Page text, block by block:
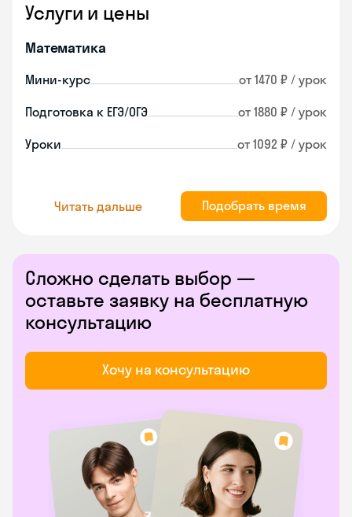
Услуги и цены
Математика
Мини-курс от 1470 ₽ / урок
Подготовка к ЕГЭ/ОГЭ от 1880 ₽ / урок
Уроки от 1092 ₽ / урок
Читать дальше Подобрать время
Сложно сделать выбор —
оставьте заявку на бесплатную
консультацию
Хочу на консультацию